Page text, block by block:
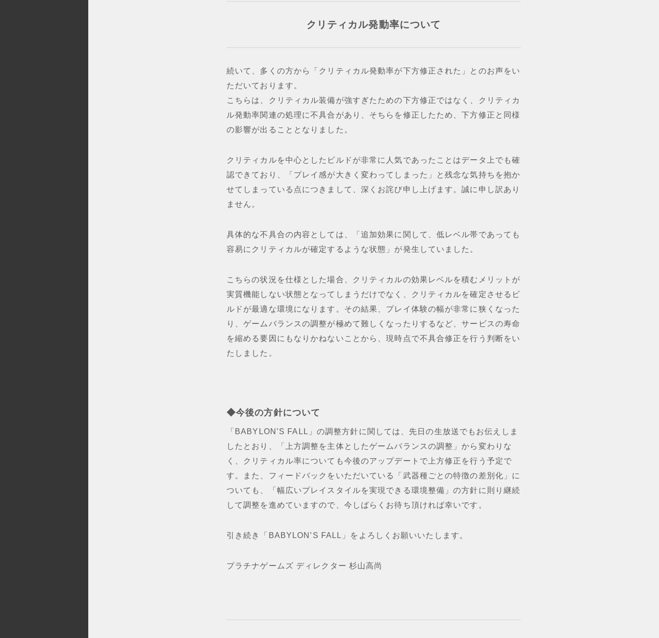
クリティカル発動率について
続いて、多くの方から「クリティカル発動率が下方修正された」とのお声をい
ただいております。
こちらは、クリティカル装備が強すぎたための下方修正ではなく、クリティカ
ル発動率関連の処理に不具合があり、そちらを修正したため、下方修正と同様
の影響が出ることとなりました。
クリティカルを中心としたビルドが非常に人気であったことはデータ上でも確
認できており、「プレイ感が大きく変わってしまった」と残念な気持ちを抱か
せてしまっている点につきまして、深くお詫び申し上げます。誠に申し訳あり
ません。
具体的な不具合の内容としては、「追加効果に関して、低レベル帯であっても
容易にクリティカルが確定するような状態」が発生していました。
こちらの状況を仕様とした場合、クリティカルの効果レベルを積むメリットが
実質機能しない状態となってしまうだけでなく、クリティカルを確定させるビ
ルドが最適な環境になります。その結果、プレイ体験の幅が非常に狭くなった
り、ゲームバランスの調整が極めて難しくなったりするなど、サービスの寿命
を縮める要因にもなりかねないことから、現時点で不具合修正を行う判断をい
たしました。
◆今後の方針について
「BABYLON’S FALL」の調整方針に関しては、先日の生放送でもお伝えしま
したとおり、「上方調整を主体としたゲームバランスの調整」から変わりな
く、クリティカル率についても今後のアップデートで上方修正を行う予定で
す。また、フィードバックをいただいている「武器種ごとの特徴の差別化」に
ついても、「幅広いプレイスタイルを実現できる環境整備」の方針に則り継続
して調整を進めていますので、今しばらくお待ち頂ければ幸いです。
引き続き「BABYLON’S FALL」をよろしくお願いいたします。
プラチナゲームズ ディレクター 杉山高尚